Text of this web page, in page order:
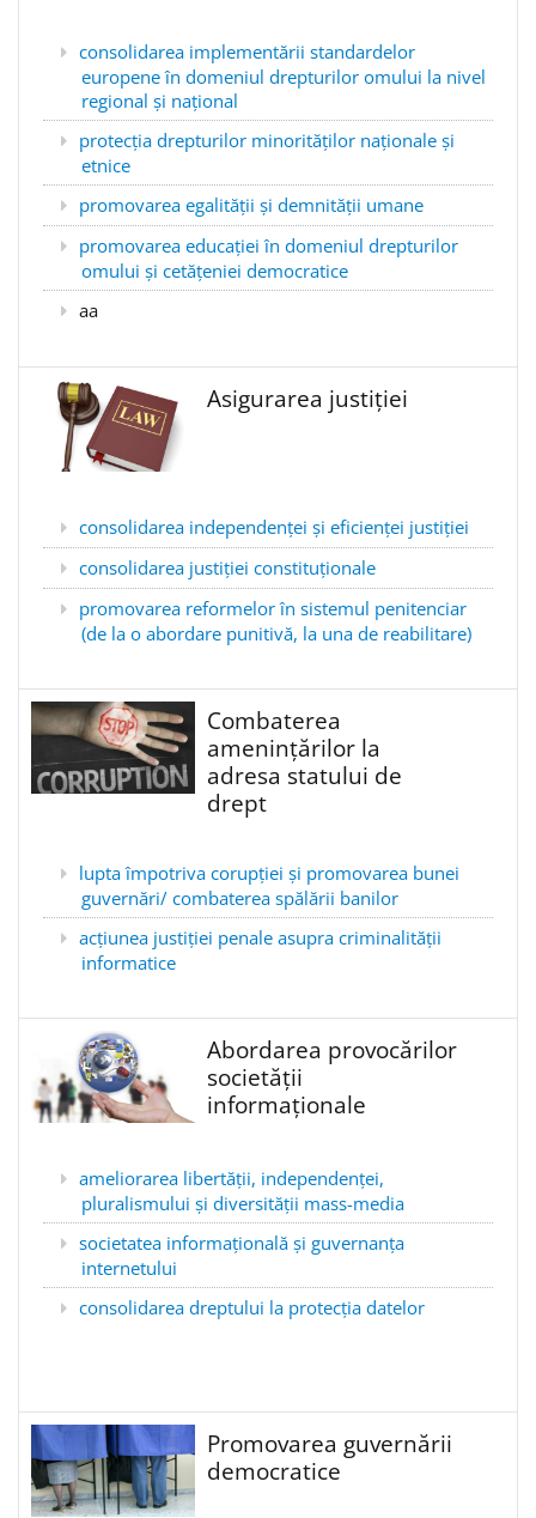
consolidarea implementării standardelor
europene în domeniul drepturilor omului la nivel
regional și național
protecția drepturilor minorităților naționale și
etnice
promovarea egalității și demnității umane
promovarea educației în domeniul drepturilor
omului și cetățeniei democratice
aa
Asigurarea justiției
consolidarea independenței și eficienței justiției
consolidarea justiției constituționale
promovarea reformelor în sistemul penitenciar
(de la o abordare punitivă, la una de reabilitare)
Combaterea
amenințărilor la
adresa statului de
drept
lupta împotriva corupției și promovarea bunei
guvernări/ combaterea spălării banilor
acțiunea justiției penale asupra criminalității
informatice
Abordarea provocărilor
societății
informaționale
ameliorarea libertății, independenței,
pluralismului și diversității mass-media
societatea informațională și guvernanța
internetului
consolidarea dreptului la protecția datelor
Promovarea guvernării
democratice